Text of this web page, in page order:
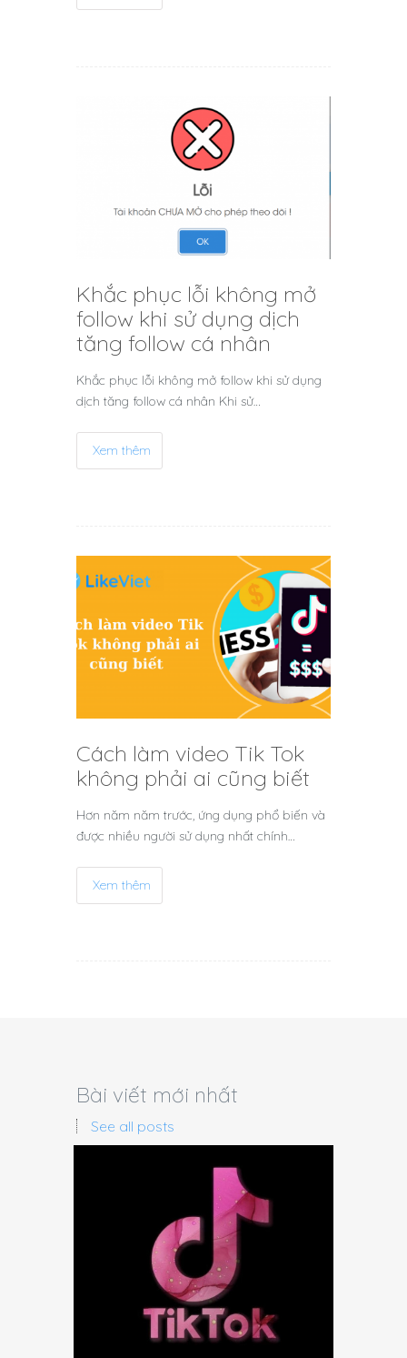
Khắc phục lỗi không mở
follow khi sử dụng dịch
tăng follow cá nhân
Khắc phục lỗi không mở follow khi sử dụng
dịch tăng follow cá nhân Khi sử…
Xem thêm
Cách làm video Tik Tok
không phải ai cũng biết
Hơn năm năm trước, ứng dụng phổ biến và
được nhiều người sử dụng nhất chính…
Xem thêm
Bài viết mới nhất
See all posts